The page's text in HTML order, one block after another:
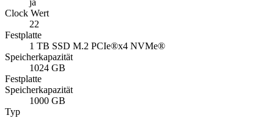
Clock Wert
22
Festplatte
1 TB SSD M.2 PCIe®x4 NVMe®
Speicherkapazität
1024 GB
Festplatte
Speicherkapazität
1000 GB
Typ